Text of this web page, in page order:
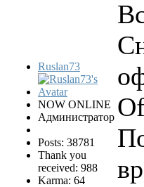
Ruslan73
NOW ONLINE
Администратор
Posts: 38781
Thank you
received: 988
Karma: 64